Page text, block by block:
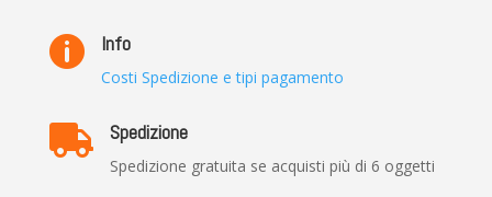
 Info
Costi Spedizione e tipi pagamento
 Spedizione
Spedizione gratuita se acquisti più di 6 oggetti